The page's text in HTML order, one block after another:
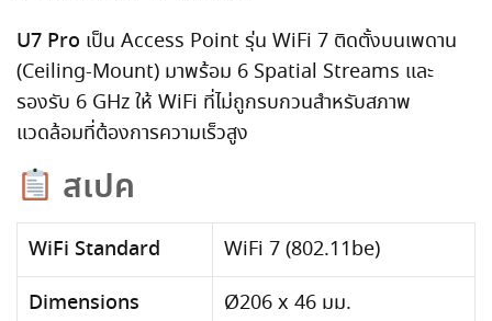
U7 Pro เป็น Access Point รุ่น WiFi 7 ติดตั้งบนเพดาน
(Ceiling-Mount) มาพร้อม 6 Spatial Streams และ
รองรับ 6 GHz ให้ WiFi ที่ไม่ถูกรบกวนสำหรับสภาพ
แวดล้อมที่ต้องการความเร็วสูง
สเปค
WiFi Standard
WiFi 7 (802.11be)
Dimensions
Ø206 x 46 มม.